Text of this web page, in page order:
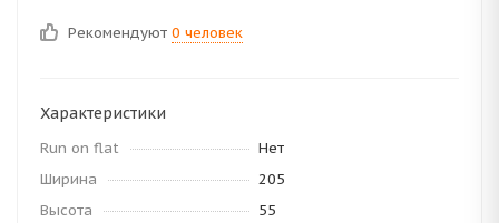
Рекомендуют 0 человек
Характеристики
Run on flat
Нет
Ширина
205
Высота
55